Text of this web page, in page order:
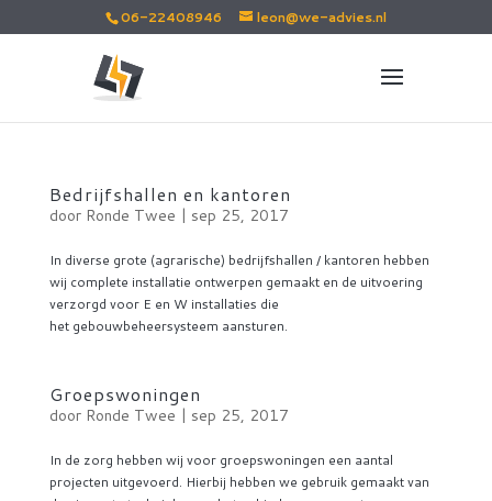
06-22408946 leon@we-advies.nl
Bedrijfshallen en kantoren
door Ronde Twee | sep 25, 2017
In diverse grote (agrarische) bedrijfshallen / kantoren hebben
wij complete installatie ontwerpen gemaakt en de uitvoering
verzorgd voor E en W installaties die
het gebouwbeheersysteem aansturen.
Groepswoningen
door Ronde Twee | sep 25, 2017
In de zorg hebben wij voor groepswoningen een aantal
projecten uitgevoerd. Hierbij hebben we gebruik gemaakt van